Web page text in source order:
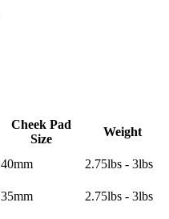
Cheek Pad
Size
Weight
40mm 2.75lbs - 3lbs
35mm 2.75lbs - 3lbs